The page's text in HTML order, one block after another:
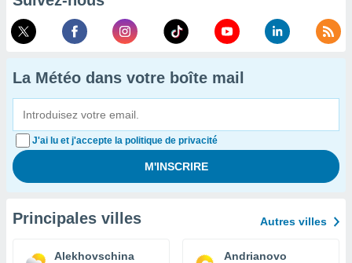
La Météo dans votre boîte mail
J'ai lu et j'accepte la politique de privacité
Principales villes Autres villes
Alekhovschina Andrianovo